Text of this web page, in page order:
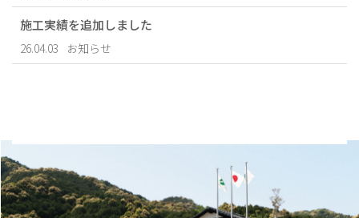
施工実績を追加しました
26.04.03 お知らせ